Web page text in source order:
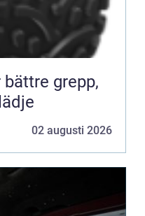
02 augusti 2026